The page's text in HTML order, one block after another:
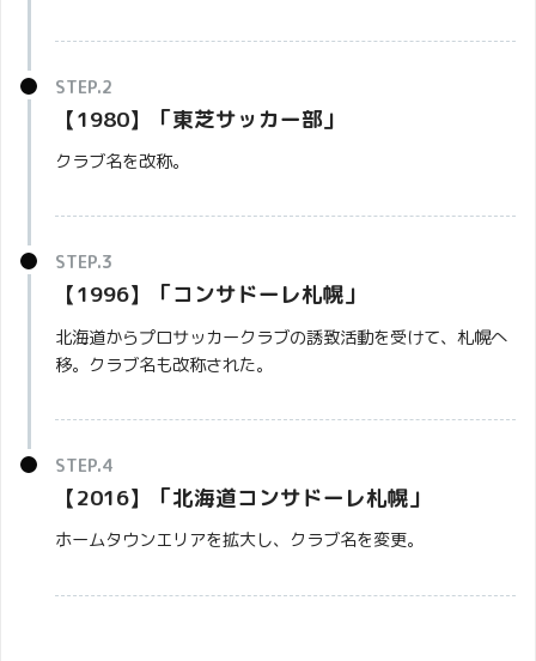
【1980】「東芝サッカー部」
クラブ名を改称。
【1996】「コンサドーレ札幌」
北海道からプロサッカークラブの誘致活動を受けて、札幌へ
移。クラブ名も改称された。
【2016】「北海道コンサドーレ札幌」
ホームタウンエリアを拡大し、クラブ名を変更。